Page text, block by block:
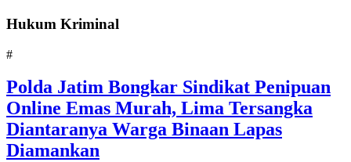
Hukum Kriminal
#
Polda Jatim Bongkar Sindikat Penipuan
Online Emas Murah, Lima Tersangka
Diantaranya Warga Binaan Lapas
Diamankan